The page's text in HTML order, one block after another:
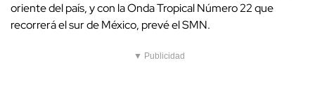
oriente del país, y con la Onda Tropical Número 22 que
recorrerá el sur de México, prevé el SMN.
▼ Publicidad